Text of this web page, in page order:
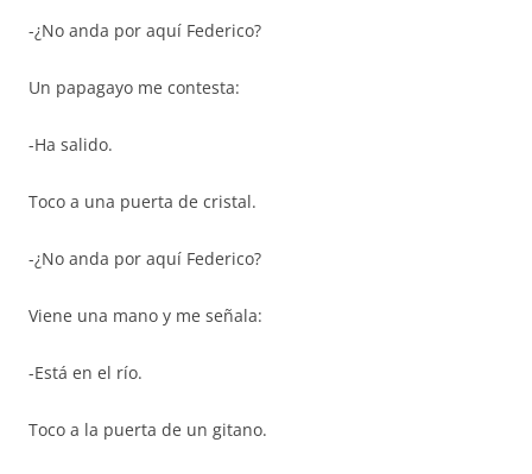
-¿No anda por aquí Federico?
Un papagayo me contesta:
-Ha salido.
Toco a una puerta de cristal.
-¿No anda por aquí Federico?
Viene una mano y me señala:
-Está en el río.
Toco a la puerta de un gitano.